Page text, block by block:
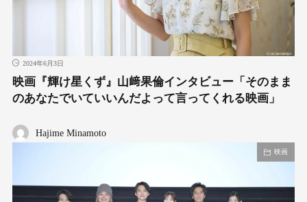
2024年6月3日
映画『輝け星くず』山﨑果倫インタビュー「そのまま
のあなたでいていいんだよって言ってくれる映画」
Hajime Minamoto
映画